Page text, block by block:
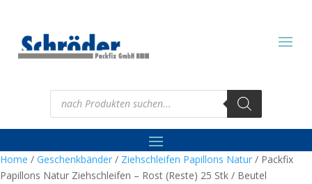
Products
search
Home / Geschenkbänder / Ziehschleifen Papillons Natur / Packfix
Papillons Natur Ziehschleifen – Rost (Reste) 25 Stk / Beutel